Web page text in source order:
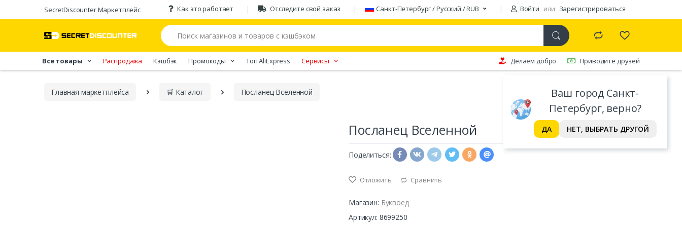
SecretDiscounter Маркетплейс Как это работает Отследите свой заказ Санкт-Петербург / Русский / RUB Войти или Зарегистрироваться
Ваш город Санкт-
Петербург, верно?
ДА НЕТ, ВЫБРАТЬ ДРУГОЙ
Все товары Распродажа Кэшбэк Промокоды Tоп AliExpress Сервисы Делаем добро Приводите друзей
Главная марĸетплейса 🛒 Каталог Посланец Вселенной
Посланец Вселенной
Поделиться:
Отложить Сравнить
Магазин: Буквоед
Артикул: 8699250